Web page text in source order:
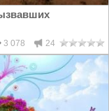
3 078 24